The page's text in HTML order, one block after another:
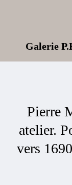
Galerie
Pierre
atelier.
vers